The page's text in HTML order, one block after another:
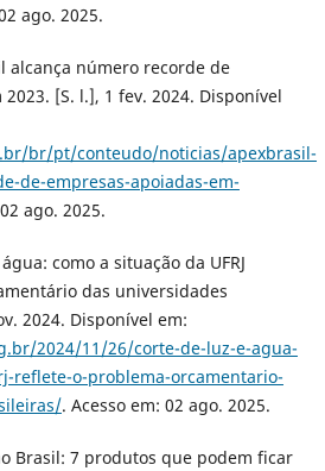
ago. 2025.
alcança número recorde de
[S. l.], 1 fev. 2024. Disponível
br/pt/conteudo/noticias/apexbrasil-
de-empresas-apoiadas-em-
ago. 2025.
como a situação da UFRJ
das universidades
2024. Disponível em:
2024/11/26/corte-de-luz-e-agua-
reflete-o-problema-orcamentario-
. Acesso em: 02 ago. 2025.
Brasil: 7 produtos que podem ficar